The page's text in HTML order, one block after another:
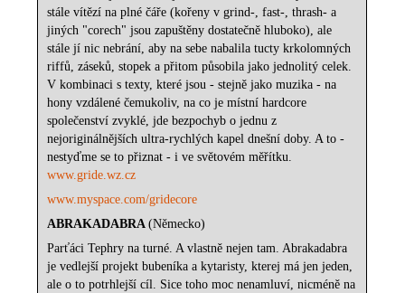
stále vítězí na plné čáře (kořeny v grind-, fast-, thrash- a
jiných "corech" jsou zapuštěny dostatečně hluboko), ale
stále jí nic nebrání, aby na sebe nabalila tucty krkolomných
riffů, záseků, stopek a přitom působila jako jednolitý celek.
V kombinaci s texty, které jsou - stejně jako muzika - na
hony vzdálené čemukoliv, na co je místní hardcore
společenství zvyklé, jde bezpochyb o jednu z
nejoriginálnějších ultra-rychlých kapel dnešní doby. A to -
nestyďme se to přiznat - i ve světovém měřítku.
www.gride.wz.cz
www.myspace.com/gridecore
ABRAKADABRA(Německo)
Parťáci Tephry na turné. A vlastně nejen tam. Abrakadabra
je vedlejší projekt bubeníka a kytaristy, kterej má jen jeden,
ale o to potrhlejší cíl. Sice toho moc nenamluví, nicméně na